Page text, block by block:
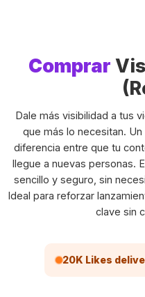
Comprar
Dale más visibilidad a tus
que más lo necesitan.
diferencia entre que tu
llegue a nuevas personas.
sencillo y seguro, sin
Ideal para reforzar
clave sin
20K Likes